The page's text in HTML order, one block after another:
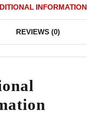
INFORMATION
REVIEWS (0)